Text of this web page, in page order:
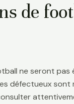
de
ne seront
défectueux